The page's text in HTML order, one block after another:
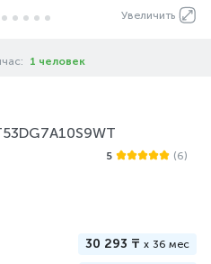
Увеличить
1 человек
5 (6)
30 293 ₸ x 36 мес